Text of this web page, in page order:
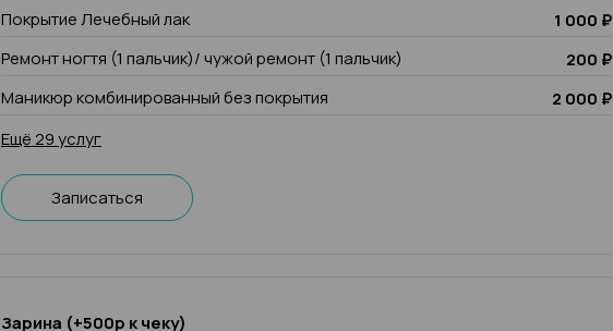
Покрытие Лечебный лак
1 000 ₽
Ремонт ногтя (1 пальчик)/ чужой ремонт (1 пальчик)
200 ₽
Маникюр комбинированный без покрытия
2 000 ₽
Ещё 29 услуг
Записаться
Зарина (+500р к чеку)